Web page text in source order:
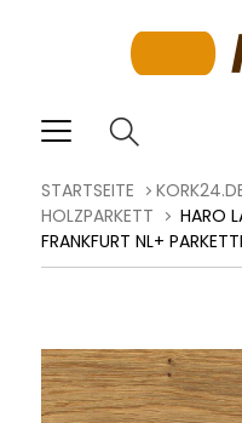
STARTSEITE
HOLZPARKETT
HARO
FRANKFURT NL+